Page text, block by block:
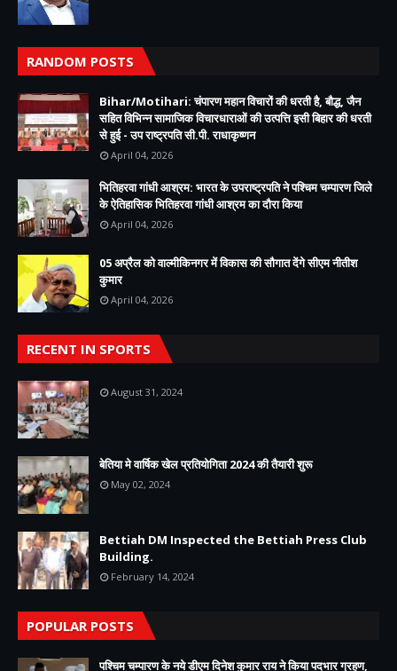
RANDOM POSTS
Bihar/Motihari: चंपारण महान विचारों की धरती है, बौद्ध, जैन
सहित विभिन्न सामाजिक विचारधाराओं की उत्पत्ति इसी बिहार की धरती
से हुई - उप राष्ट्रपति सी.पी. राधाकृष्णन
April 04, 2026
भितिहरवा गांधी आश्रम: भारत के उपराष्ट्रपति ने पश्चिम चम्पारण जिले
के ऐतिहासिक भितिहरवा गांधी आश्रम का दौरा किया
April 04, 2026
05 अप्रैल को वाल्मीकिनगर में विकास की सौगात देंगे सीएम नीतीश
कुमार
April 04, 2026
RECENT IN SPORTS
August 31, 2024
बेतिया मे वार्षिक खेल प्रतियोगिता 2024 की तैयारी शुरू
May 02, 2024
Bettiah DM Inspected the Bettiah Press Club
Building.
February 14, 2024
POPULAR POSTS
पश्चिम चम्पारण के नये डीएम दिनेश कुमार राय ने किया पदभार ग्रहण,